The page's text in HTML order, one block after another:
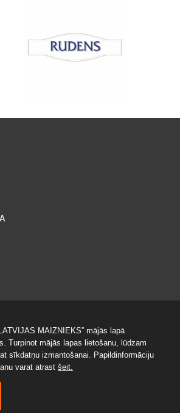
MAIZNIEKS” mājās lapā
Turpinot mājās lapas lietošanu, lūdzam
sīkdatņu izmantošanai. Papildinformāciju
varat atrast šeit.